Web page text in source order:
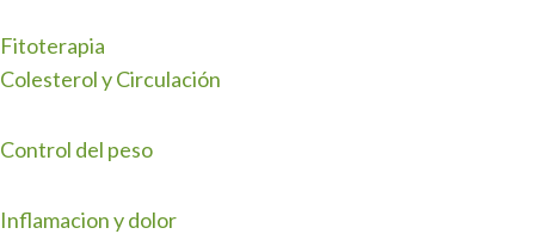
Fitoterapia
Colesterol y Circulación
Control del peso
Inflamacion y dolor